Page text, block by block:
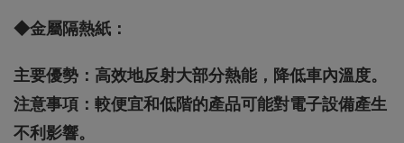
◆金屬隔熱紙：
主要優勢：高效地反射大部分熱能，降低車內溫度。
注意事項：較便宜和低階的產品可能對電子設備產生
不利影響。